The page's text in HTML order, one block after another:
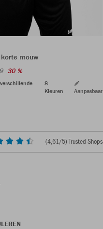
korte mouw
30 %
8
Kleuren
Aanpasbaar
(4,61/5) Trusted Shops